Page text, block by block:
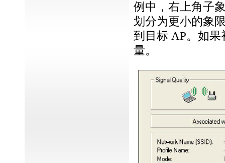
例中，右上角子
划分为更小的象
到目标 AP。如
量。